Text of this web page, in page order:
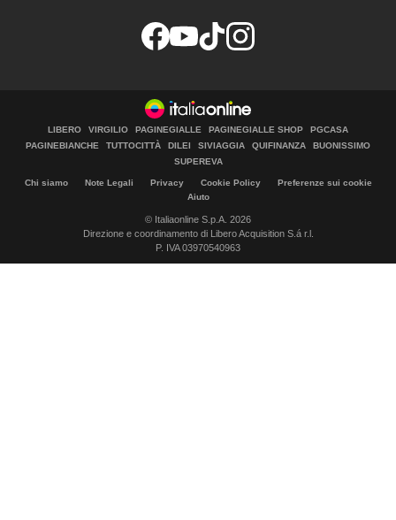
LIBERO VIRGILIO PAGINEGIALLE PAGINEGIALLE SHOP
PGCASA
PAGINEBIANCHE
TUTTOCITTÀ DILEI SIVIAGGIA QUIFINANZA
BUONISSIMO
SUPEREVA
Chi siamo Note Legali Privacy Cookie Policy
Preferenze sui cookie
Aiuto
© Italiaonline S.p.A. 2026
Direzione e coordinamento di Libero Acquisition S.á r.l.
P. IVA 03970540963